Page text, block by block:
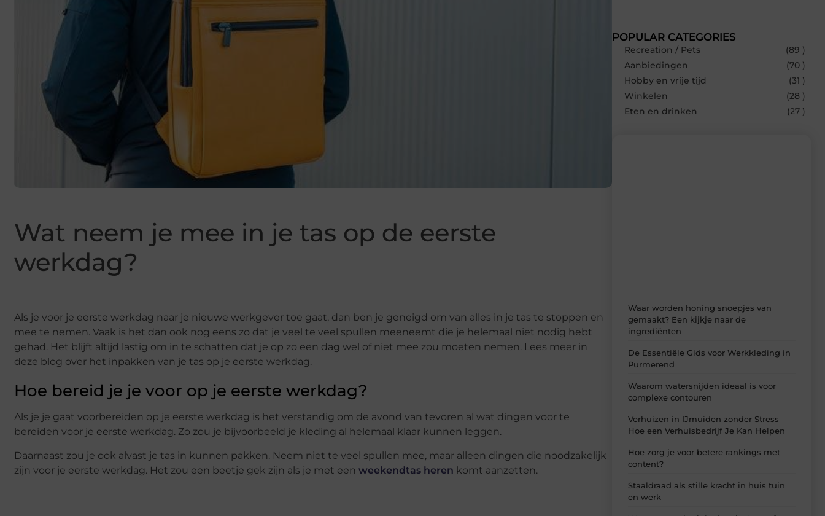
Wat neem je mee in je tas op de eerste
werkdag?
Als je voor je eerste werkdag naar je nieuwe werkgever toe gaat, dan ben je geneigd om van alles in je tas te stoppen en
mee te nemen. Vaak is het dan ook nog eens zo dat je veel te veel spullen meeneemt die je helemaal niet nodig hebt
gehad. Het blijft altijd lastig om in te schatten dat je op zo een dag wel of niet mee zou moeten nemen. Lees meer in
deze blog over het inpakken van je tas op je eerste werkdag.
Hoe bereid je je voor op je eerste werkdag?
Als je je gaat voorbereiden op je eerste werkdag is het verstandig om de avond van tevoren al wat dingen voor te
bereiden voor je eerste werkdag. Zo zou je bijvoorbeeld je kleding al helemaal klaar kunnen leggen.
Daarnaast zou je ook alvast je tas in kunnen pakken. Neem niet te veel spullen mee, maar alleen dingen die noodzakelijk
zijn voor je eerste werkdag. Het zou een beetje gek zijn als je met een weekendtas heren komt aanzetten.
POPULAR CATEGORIES
Recreation / Pets
(89 )
Aanbiedingen
(70 )
Hobby en vrije tijd
(31 )
Winkelen
(28 )
Eten en drinken
(27 )
Waar worden honing snoepjes van
gemaakt? Een kijkje naar de
ingrediënten
De Essentiële Gids voor Werkkleding in
Purmerend
Waarom watersnijden ideaal is voor
complexe contouren
Verhuizen in IJmuiden zonder Stress
Hoe een Verhuisbedrijf Je Kan Helpen
Hoe zorg je voor betere rankings met
content?
Staaldraad als stille kracht in huis tuin
en werk